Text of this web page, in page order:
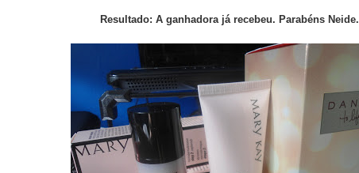
Resultado: A ganhadora já recebeu. Parabéns Neide.